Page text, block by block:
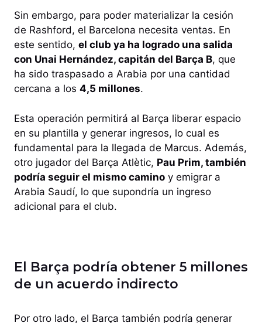
Sin embargo, para poder materializar la cesión
de Rashford, el Barcelona necesita ventas. En
este sentido, el club ya ha logrado una salida
con Unai Hernández, capitán del Barça B, que
ha sido traspasado a Arabia por una cantidad
cercana a los 4,5 millones.
Esta operación permitirá al Barça liberar espacio
en su plantilla y generar ingresos, lo cual es
fundamental para la llegada de Marcus. Además,
otro jugador del Barça Atlètic, Pau Prim, también
podría seguir el mismo camino y emigrar a
Arabia Saudí, lo que supondría un ingreso
adicional para el club.
El Barça podría obtener 5 millones
de un acuerdo indirecto
Por otro lado, el Barça también podría generar